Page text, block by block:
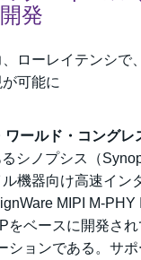
発
ローレイテンシで
可能に
ールド・コング
シノプシス（
機器向け高速イン
MIPI M-
をベースに開発さ
ションである。サ